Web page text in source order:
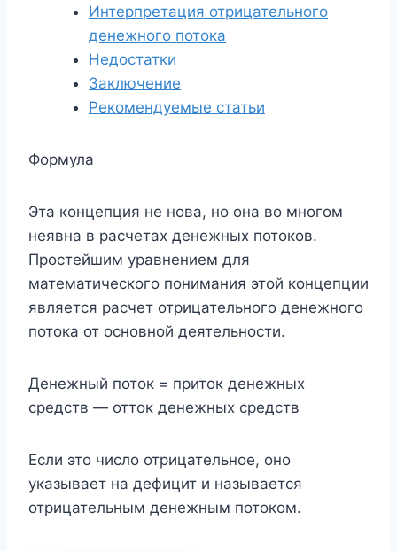
Интерпретация отрицательного
денежного потока
Недостатки
Заключение
Рекомендуемые статьи
Формула
Эта концепция не нова, но она во многом
неявна в расчетах денежных потоков.
Простейшим уравнением для
математического понимания этой концепции
является расчет отрицательного денежного
потока от основной деятельности.
Денежный поток = приток денежных
средств — отток денежных средств
Если это число отрицательное, оно
указывает на дефицит и называется
отрицательным денежным потоком.